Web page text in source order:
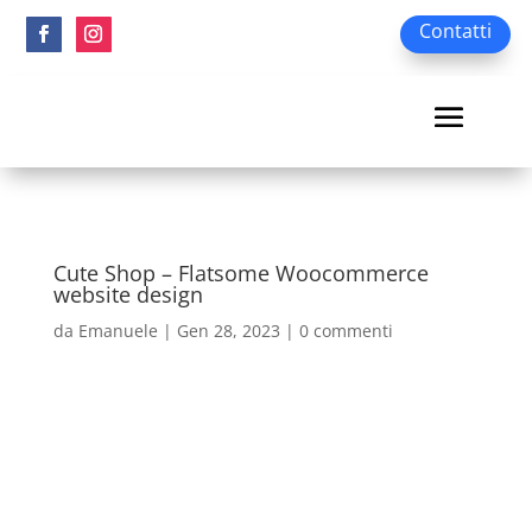
Contatti
Cute Shop – Flatsome Woocommerce
website design
da Emanuele | Gen 28, 2023 | 0 commenti